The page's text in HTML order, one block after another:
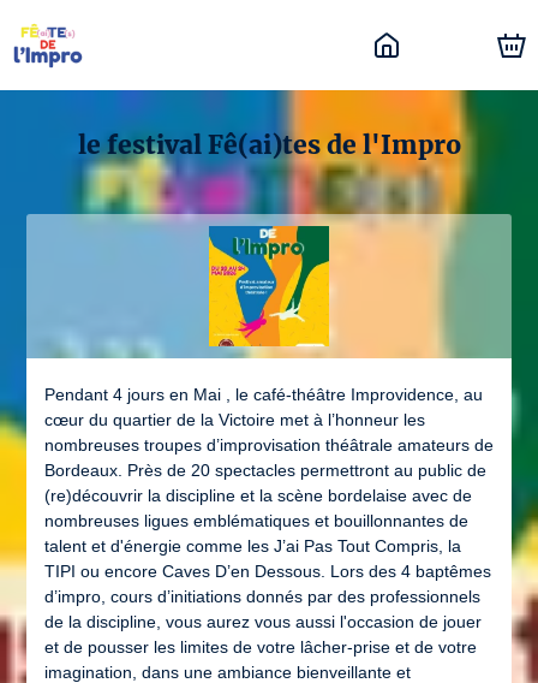
le festival Fê(ai)tes de l'Impro
Pendant 4 jours en Mai , le café-théâtre Improvidence, au
cœur du quartier de la Victoire met à l’honneur les
nombreuses troupes d’improvisation théâtrale amateurs de
Bordeaux. Près de 20 spectacles permettront au public de
(re)découvrir la discipline et la scène bordelaise avec de
nombreuses ligues emblématiques et bouillonnantes de
talent et d'énergie comme les J’ai Pas Tout Compris, la
TIPI ou encore Caves D’en Dessous. Lors des 4 baptêmes
d’impro, cours d’initiations donnés par des professionnels
de la discipline, vous aurez vous aussi l'occasion de jouer
et de pousser les limites de votre lâcher-prise et de votre
imagination, dans une ambiance bienveillante et